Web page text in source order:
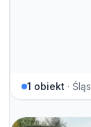
1 obiekt ·